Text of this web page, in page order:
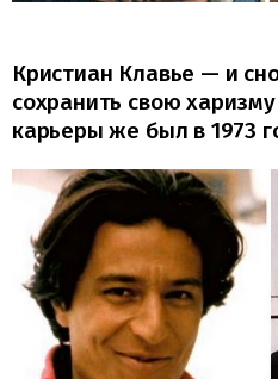
Кристиан Клавье — и
сохранить свою
карьеры же был в 1973